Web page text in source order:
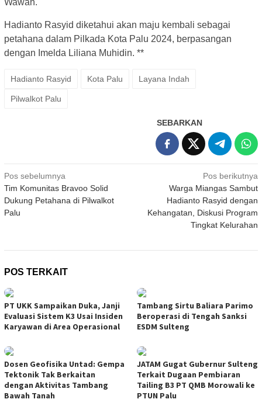
Hadianto Rasyid diketahui akan maju kembali sebagai
petahana dalam Pilkada Kota Palu 2024, berpasangan
dengan Imelda Liliana Muhidin. **
Hadianto Rasyid Kota Palu Layana Indah
Pilwalkot Palu
SEBARKAN
Navigasi
pos
Pos sebelumnya
Tim Komunitas Bravoo Solid
Dukung Petahana di Pilwalkot
Palu
Pos berikutnya
Warga Miangas Sambut
Hadianto Rasyid dengan
Kehangatan, Diskusi Program
Tingkat Kelurahan
POS TERKAIT
PT UKK Sampaikan Duka, Janji
Evaluasi Sistem K3 Usai Insiden
Karyawan di Area Operasional
Tambang Sirtu Baliara Parimo
Beroperasi di Tengah Sanksi
ESDM Sulteng
Dosen Geofisika Untad: Gempa
Tektonik Tak Berkaitan
dengan Aktivitas Tambang
Bawah Tanah
JATAM Gugat Gubernur Sulteng
Terkait Dugaan Pembiaran
Tailing B3 PT QMB Morowali ke
PTUN Palu